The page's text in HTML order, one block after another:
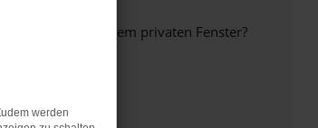
oder in einem privaten Fenster?
werden.
werden